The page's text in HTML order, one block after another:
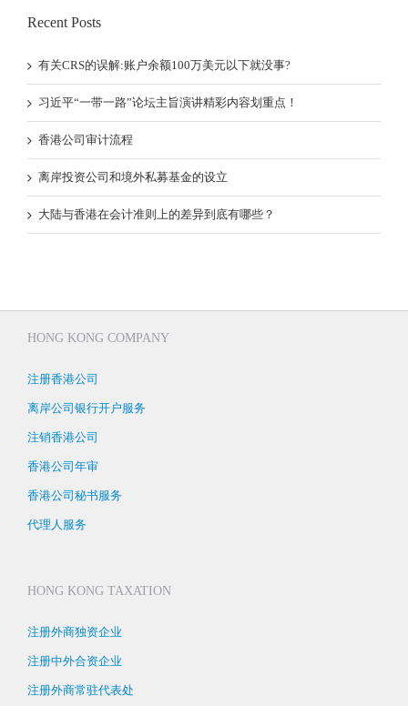
Recent Posts
有关CRS的误解:账户余额100万美元以下就没事?
习近平“一带一路”论坛主旨演讲精彩内容划重点！
香港公司审计流程
离岸投资公司和境外私募基金的设立
大陆与香港在会计准则上的差异到底有哪些？
HONG KONG COMPANY
注册香港公司
离岸公司银行开户服务
注销香港公司
香港公司年审
香港公司秘书服务
代理人服务
HONG KONG TAXATION
注册外商独资企业
注册中外合资企业
注册外商常驻代表处